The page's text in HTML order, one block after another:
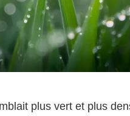
plus vert et plus